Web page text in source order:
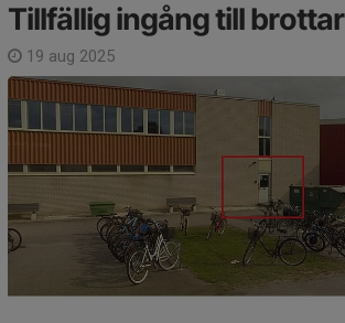
Tillfällig ingång till
19 aug 2025